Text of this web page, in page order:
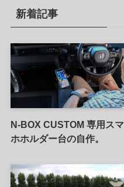
新着記事
N-BOX CUSTOM 専用スマ
ホホルダー台の自作。